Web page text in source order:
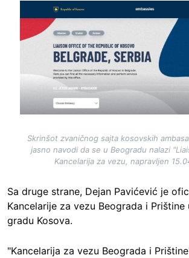
Skrinšot zvaničnog sajta kosovskih
jasno navodi da se u Beogradu nalazi
Kancelarija za vezu, napravljen
Sa druge strane, Dejan Pavićević je
Kancelarije za vezu Beograda i Prištine
gradu Kosova.
"Kancelarija za vezu Beograda i